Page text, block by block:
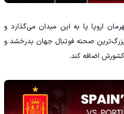
اروپا پا به این میدان می‌گذارد و
صحنه فوتبال جهان بدرخشد و
کشورش اضافه کند.